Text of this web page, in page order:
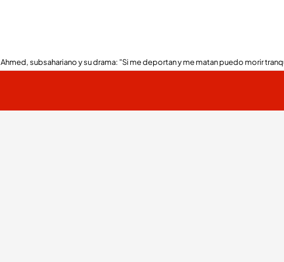
Ahmed, subsahariano y su drama: "Si me deportan y me matan puedo morir